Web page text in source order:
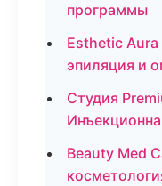
программы
Esthetic
эпиляция и
Студия
Beauty Med